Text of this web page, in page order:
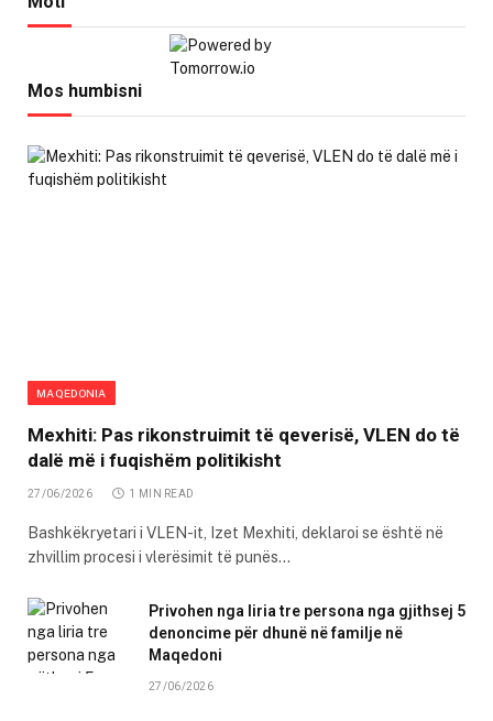
Mos humbisni
MAQEDONIA
Mexhiti: Pas rikonstruimit të qeverisë, VLEN do të
dalë më i fuqishëm politikisht
27/06/2026 1 MIN READ
Bashkëkryetari i VLEN-it, Izet Mexhiti, deklaroi se është në
zhvillim procesi i vlerësimit të punës…
Privohen nga liria tre persona nga gjithsej 5
denoncime për dhunë në familje në
Maqedoni
27/06/2026